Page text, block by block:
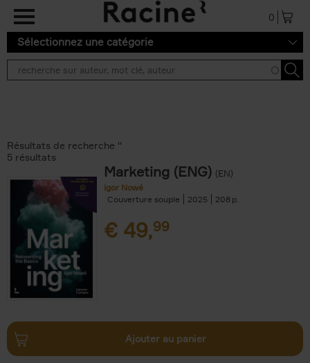
Aller au contenu principal
0
Sélectionnez une catégorie
Résultats de recherche ''
5 résultats
Marketing (ENG) (EN)
Igor Nowé
Couverture souple
2025 208
€ 49,99
Ajouter au panier